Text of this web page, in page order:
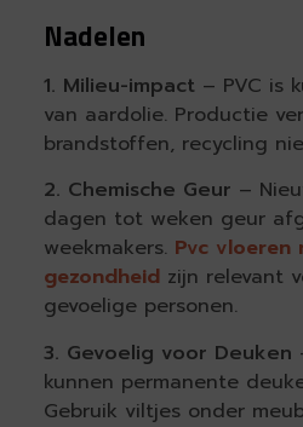
Nadelen
1. Milieu-impact – PVC is
van aardolie. Productie
brandstoffen, recycling
2. Chemische Geur –
dagen tot weken geur
weekmakers. Pvc vloeren
gezondheidzijn relevant
gevoelige personen.
3. Gevoelig voor Deuken
kunnen permanente
Gebruik viltjes onder